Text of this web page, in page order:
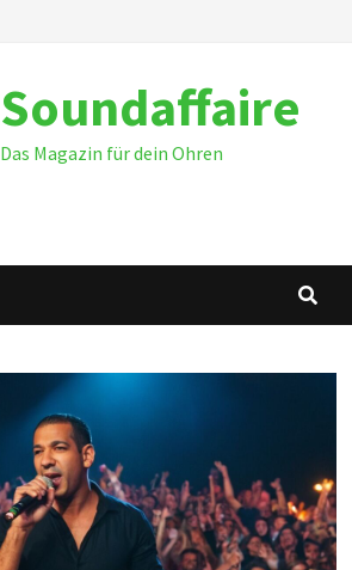
Soundaffaire
Das Magazin für dein Ohren